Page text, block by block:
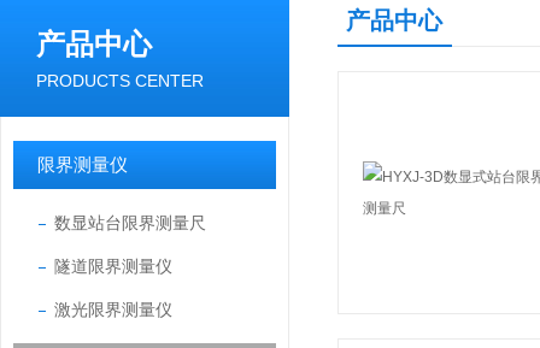
产品中心
PRODUCTS CENTER
限界测量仪
数显站台限界测量尺
隧道限界测量仪
激光限界测量仪
产品中心